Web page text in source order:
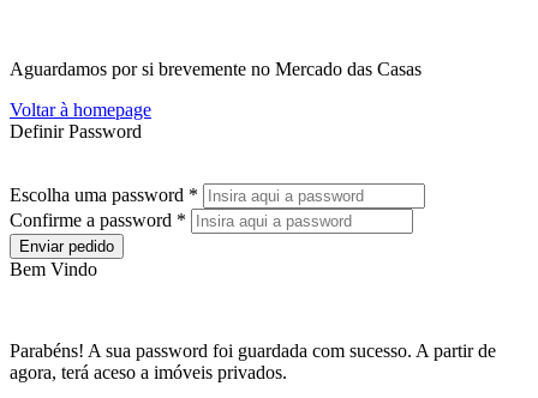
Aguardamos por si brevemente no Mercado das Casas
Voltar à homepage
Definir Password
Escolha uma password *
Confirme a password *
Enviar pedido
Bem Vindo
Parabéns! A sua password foi guardada com sucesso. A partir de
agora, terá aceso a imóveis privados.